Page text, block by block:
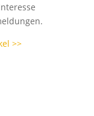
>>